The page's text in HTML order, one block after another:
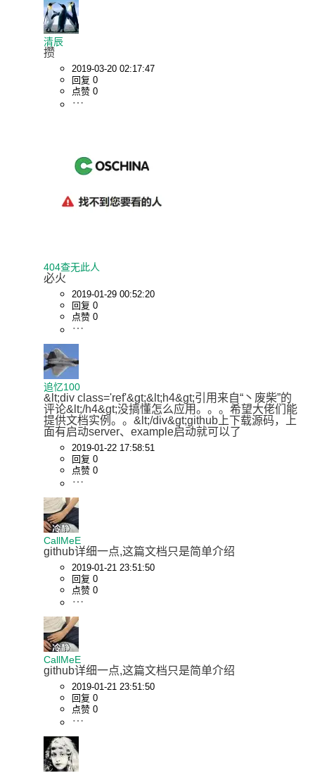
清辰
攒
2019-03-20 02:17:47
回复 0
点赞 0
404查无此人
必火
2019-01-29 00:52:20
回复 0
点赞 0
追忆100
&lt;div class='ref'&gt;&lt;h4&gt;引用来自“丶废柴”的
评论&lt;/h4&gt;没搞懂怎么应用。。。希望大佬们能
提供文档实例。。&lt;/div&gt;github上下载源码，上
面有启动server、example启动就可以了
2019-01-22 17:58:51
回复 0
点赞 0
CallMeE
github详细一点,这篇文档只是简单介绍
2019-01-21 23:51:50
回复 0
点赞 0
CallMeE
github详细一点,这篇文档只是简单介绍
2019-01-21 23:51:50
回复 0
点赞 0